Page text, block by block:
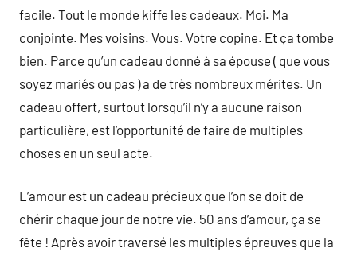
facile. Tout le monde kiffe les cadeaux. Moi. Ma
conjointe. Mes voisins. Vous. Votre copine. Et ça tombe
bien. Parce qu’un cadeau donné à sa épouse ( que vous
soyez mariés ou pas ) a de très nombreux mérites. Un
cadeau offert, surtout lorsqu’il n’y a aucune raison
particulière, est l’opportunité de faire de multiples
choses en un seul acte.
L’amour est un cadeau précieux que l’on se doit de
chérir chaque jour de notre vie. 50 ans d’amour, ça se
fête ! Après avoir traversé les multiples épreuves que la